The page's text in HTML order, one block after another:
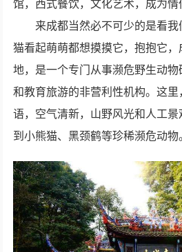
馆，西式餐饮，文化艺术，成为情
来成都当然必不可少的是看
猫看起萌萌都想摸摸它，抱抱它
地，是一个专门从事濒危野生动
和教育旅游的非营利性机构。这
语，空气清新，山野风光和人工
到小熊猫、黑颈鹤等珍稀濒危动物